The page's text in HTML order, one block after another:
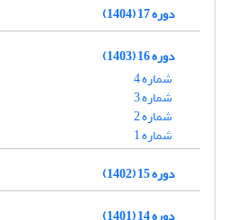
دوره 17 (1404)
دوره 16 (1403)
شماره 4
شماره 3
شماره 2
شماره 1
دوره 15 (1402)